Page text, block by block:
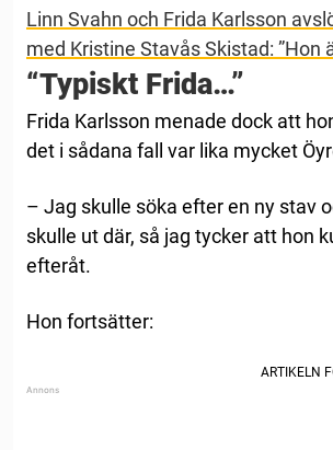
Linn Svahn och Frida Karlsson
med Kristine Stavås Skistad: ”Hon
“Typiskt Frida…”
Frida Karlsson menade dock att
det i sådana fall var lika mycket
– Jag skulle söka efter en ny stav
skulle ut där, så jag tycker att hon
efteråt.
Hon fortsätter: